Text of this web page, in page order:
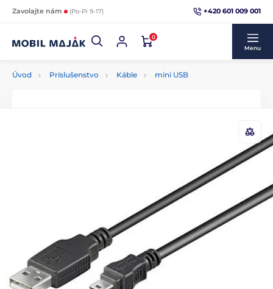
Zavolajte nám (Po-Pi 9-17) +420 601 009 001
0
Menu
Úvod Príslušenstvo Káble mini USB